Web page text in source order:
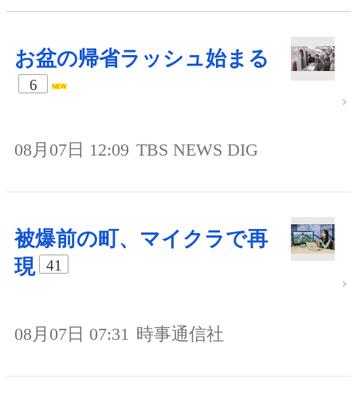
お盆の帰省ラッシュ始まる
6
08月07日 12:09 TBS NEWS DIG
被爆前の町、マイクラで再
現
41
08月07日 07:31 時事通信社